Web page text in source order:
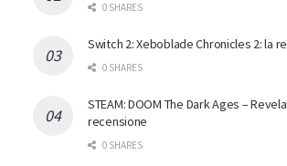
0 SHARES
Switch 2: Xeboblade Chronicles 2: la
0 SHARES
STEAM: DOOM The Dark Ages –
recensione
0 SHARES